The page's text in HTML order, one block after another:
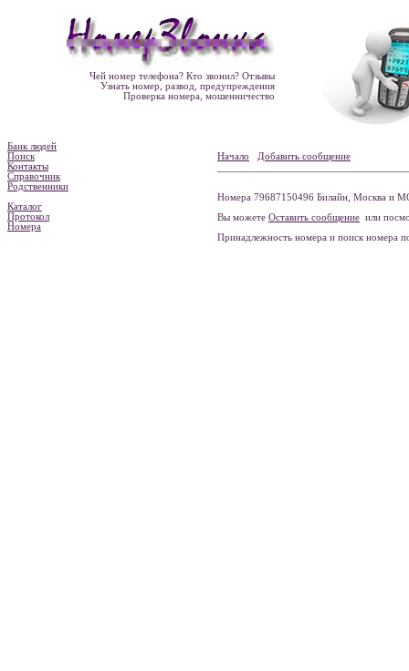
Чей номер телефона? Кто звонил? Отзывы
Узнать номер, развод, предупреждения
Проверка номера, мошенничество
Банк людей
Поиск
Контакты
Справочник
Родственники
Каталог
Протокол
Номера
Начало Добавить сообщение
Номера 79687150496 Билайн, Москва и
Вы можете Оставить сообщение или
Принадлежность номера и поиск номера